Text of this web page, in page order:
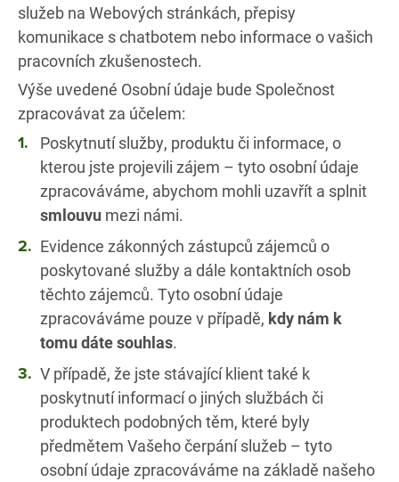
služeb na Webových stránkách, přepisy
komunikace s chatbotem nebo informace o vašich
pracovních zkušenostech.
Výše uvedené Osobní údaje bude Společnost
zpracovávat za účelem:
Poskytnutí služby, produktu či informace, o
kterou jste projevili zájem – tyto osobní údaje
zpracováváme, abychom mohli uzavřít a splnit
smlouvu mezi námi.
Evidence zákonných zástupců zájemců o
poskytované služby a dále kontaktních osob
těchto zájemců. Tyto osobní údaje
zpracováváme pouze v případě, kdy nám k
tomu dáte souhlas.
V případě, že jste stávající klient také k
poskytnutí informací o jiných službách či
produktech podobných těm, které byly
předmětem Vašeho čerpání služeb – tyto
osobní údaje zpracováváme na základě našeho